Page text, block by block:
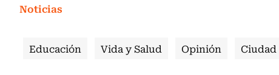
Noticias
Educación Vida y Salud Opinión Ciudad